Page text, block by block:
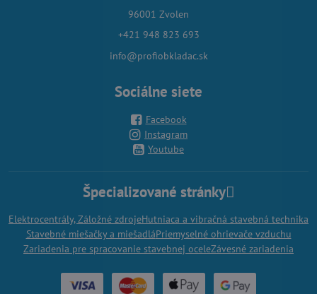
96001 Zvolen
+421 948 823 693
info@profiobkladac.sk
Sociálne siete
Facebook
Instagram
Youtube
Špecializované stránky
Elektrocentrály, Záložné zdrojeHutniaca a vibračná stavebná technika
Stavebné miešačky a miešadláPriemyselné ohrievače vzduchu
Zariadenia pre spracovanie stavebnej oceleZávesné zariadenia